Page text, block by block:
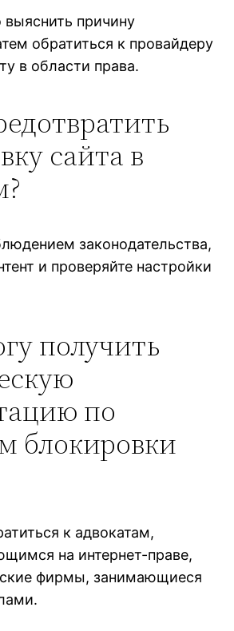
причину
обратиться к провайдеру
в области права.
сайта в
законодательства,
и проверяйте настройки
получить
по
блокировки
к адвокатам,
на интернет-праве,
фирмы, занимающиеся